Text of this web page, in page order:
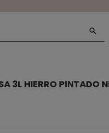
3L HIERRO PINTADO